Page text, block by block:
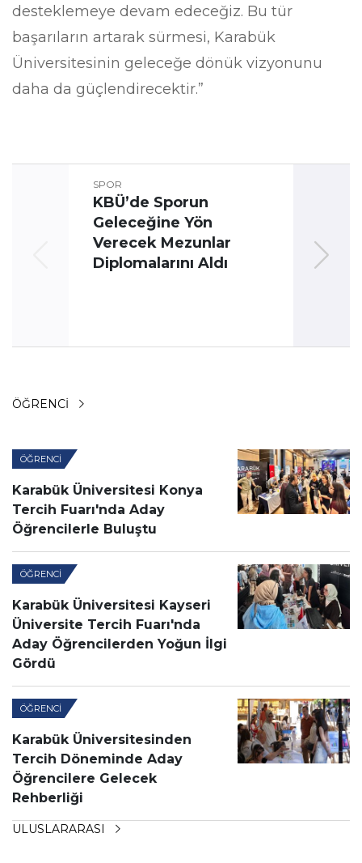
desteklemeye devam edeceğiz. Bu tür
başarıların artarak sürmesi, Karabük
Üniversitesinin geleceğe dönük vizyonunu
daha da güçlendirecektir.”
SPOR
KBÜ’de Sporun
Geleceğine Yön
Verecek Mezunlar
Diplomalarını Aldı
ÖĞRENCI
ÖĞRENCI
Karabük Üniversitesi Konya
Tercih Fuarı'nda Aday
Öğrencilerle Buluştu
ÖĞRENCI
Karabük Üniversitesi Kayseri
Üniversite Tercih Fuarı'nda
Aday Öğrencilerden Yoğun İlgi
Gördü
ÖĞRENCI
Karabük Üniversitesinden
Tercih Döneminde Aday
Öğrencilere Gelecek
Rehberliği
ULUSLARARASI